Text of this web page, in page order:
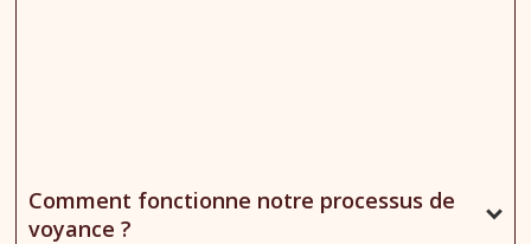
Comment fonctionne notre processus de
voyance ?